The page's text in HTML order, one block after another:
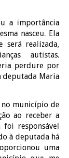
a importância
nasceu. Ela
será realizada,
autistas.
perdure por
deputada Maria
no município de
ao receber a
foi responsável
à deputada há
uma